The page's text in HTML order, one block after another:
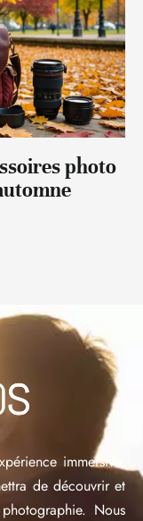
photo
immersive,
de découvrir et
Nous